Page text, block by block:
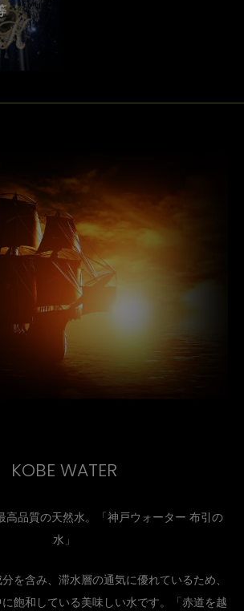
KOBE WATER
高品質の天然水。「神戸ウォーター 布引の
水」
を含み、滞水層の通気に優れているため、
飽和している美味しい水です。「赤道を越